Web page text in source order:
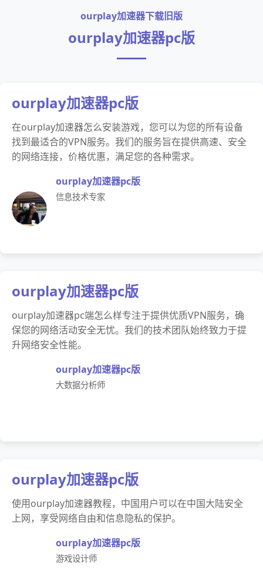
ourplay加速器下载旧版
ourplay加速器pc版
ourplay加速器pc版
在ourplay加速器怎么安装游戏，您可以为您的所有设备
找到最适合的VPN服务。我们的服务旨在提供高速、安全
的网络连接，价格优惠，满足您的各种需求。
ourplay加速器pc版
信息技术专家
ourplay加速器pc版
ourplay加速器pc端怎么样专注于提供优质VPN服务，确
保您的网络活动安全无忧。我们的技术团队始终致力于提
升网络安全性能。
ourplay加速器pc版
大数据分析师
ourplay加速器pc版
使用ourplay加速器教程，中国用户可以在中国大陆安全
上网，享受网络自由和信息隐私的保护。
ourplay加速器pc版
游戏设计师